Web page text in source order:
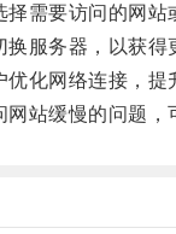
要访问的网站
务器，以获得
化网络连接，提
缓慢的问题，